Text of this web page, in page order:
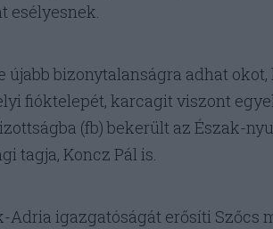
esélyesnek.
újabb bizonytalanságra adhat
fióktelepét, karcagit viszont
(fb) bekerült az Észak-
tagja, Koncz Pál is.
Adria igazgatóságát erősíti Szőcs